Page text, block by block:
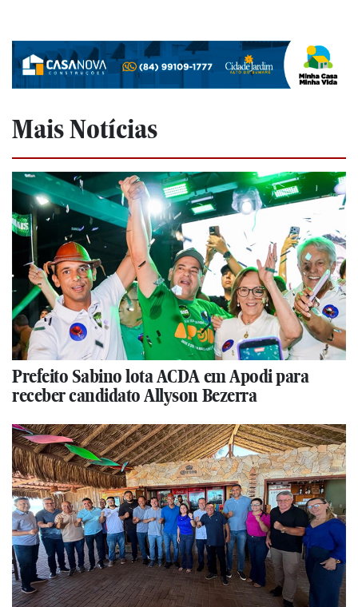
Mais Notícias
Prefeito Sabino lota ACDA em Apodi para
receber candidato Allyson Bezerra